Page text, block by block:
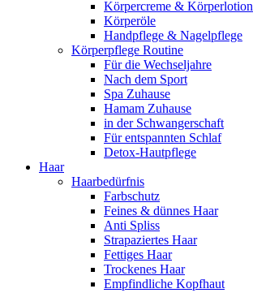
Körpercreme & Körperlotion
Körperöle
Handpflege & Nagelpflege
Körperpflege Routine
Für die Wechseljahre
Nach dem Sport
Spa Zuhause
Hamam Zuhause
in der Schwangerschaft
Für entspannten Schlaf
Detox-Hautpflege
Haar
Haarbedürfnis
Farbschutz
Feines & dünnes Haar
Anti Spliss
Strapaziertes Haar
Fettiges Haar
Trockenes Haar
Empfindliche Kopfhaut